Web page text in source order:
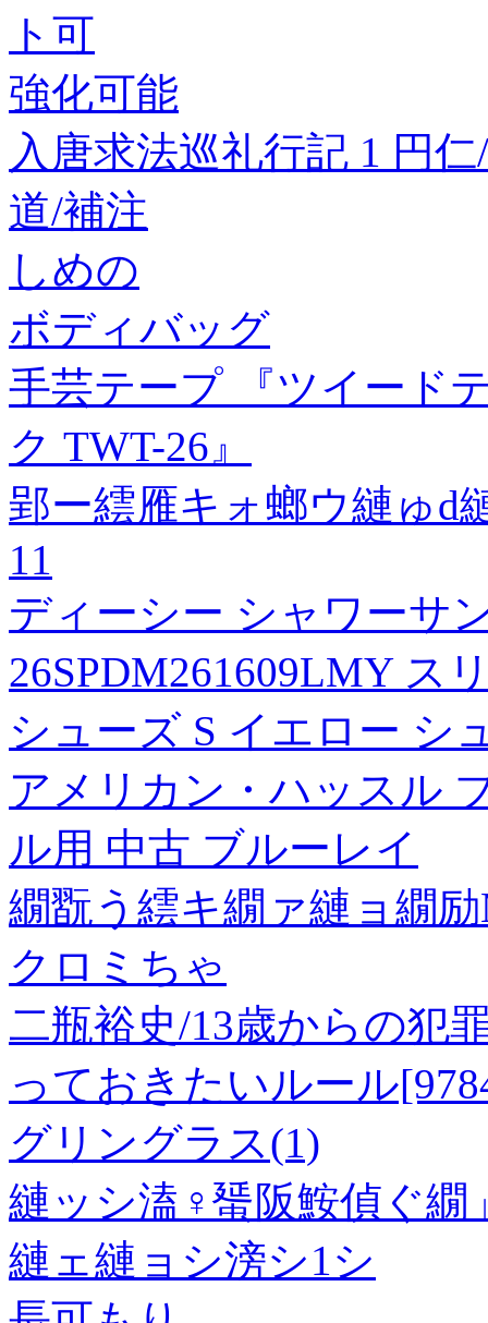
ト可
強化可能
入唐求法巡礼行記 1 円
道/補注
しめの
ボディバッグ
手芸テープ 『ツイード
ク TWT-26』
郢ー繧雁キォ螂ウ縺ゅd
11
ディーシー シャワーサ
26SPDM261609LMY ス
シューズ S イエロー シ
アメリカン・ハッスル
ル用 中古 ブルーレイ
繝翫う繧キ繝ァ縺ョ繝
クロミちゃ
二瓶裕史/13歳からの犯
っておきたいルール
グリングラス(1)
縺ッシ溘♀蜑阪鮟偵ぐ繝
縺ェ縺ョシ滂シ1シ